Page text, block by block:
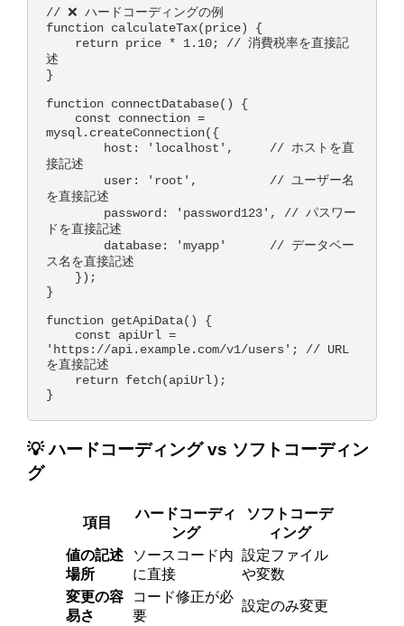
// ❌ ハードコーディングの例
function calculateTax(price) {
述
}
function connectDatabase() {
mysql.createConnection({
接記述
を直接記述
ドを直接記述
ス名を直接記述
}
function getApiData() {
'https://api.example.com/v1/users'; // URL
を直接記述
💡 ハードコーディング vs ソフトコーディン
グ
項目
ハードコーディ
ング
ソフトコーデ
ィング
値の記述
場所
ソースコード内
に直接
設定ファイル
や変数
変更の容
易さ
コード修正が必
要
設定のみ変更